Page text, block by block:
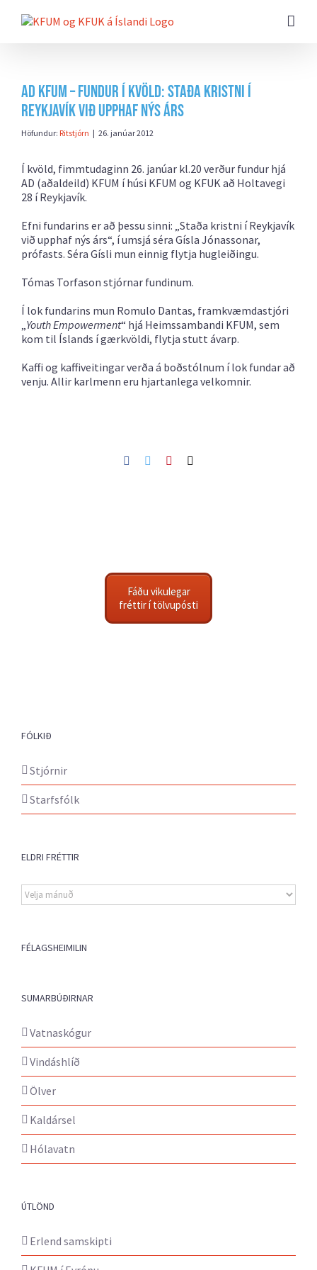
beint
AD KFUM – fundur í kvöld: Staða kristni í
Reykjavík við upphaf nýs árs
Höfundur: Ritstjórn | 26. janúar 2012
Í kvöld, fimmtudaginn 26. janúar kl.20 verður fundur hjá
AD (aðaldeild) KFUM í húsi KFUM og KFUK að Holtavegi
28 í Reykjavík.
Efni fundarins er að þessu sinni: „Staða kristni í Reykjavík
við upphaf nýs árs“, í umsjá séra Gísla Jónassonar,
prófasts. Séra Gísli mun einnig flytja hugleiðingu.
Tómas Torfason stjórnar fundinum.
Í lok fundarins mun Romulo Dantas, framkvæmdastjóri
„Youth Empowerment“ hjá Heimssambandi KFUM, sem
kom til Íslands í gærkvöldi, flytja stutt ávarp.
Kaffi og kaffiveitingar verða á boðstólnum í lok fundar að
venju. Allir karlmenn eru hjartanlega velkomnir.
Facebook
TwitterPinterest
Fáðu vikulegar
fréttir í tölvupósti
FÓLKIÐ
Stjórnir
Starfsfólk
ELDRI FRÉTTIR
Eldri
fréttir
FÉLAGSHEIMILIN
SUMARBÚÐIRNAR
Vatnaskógur
Vindáshlíð
Ölver
Kaldársel
Hólavatn
ÚTLÖND
Erlend samskipti